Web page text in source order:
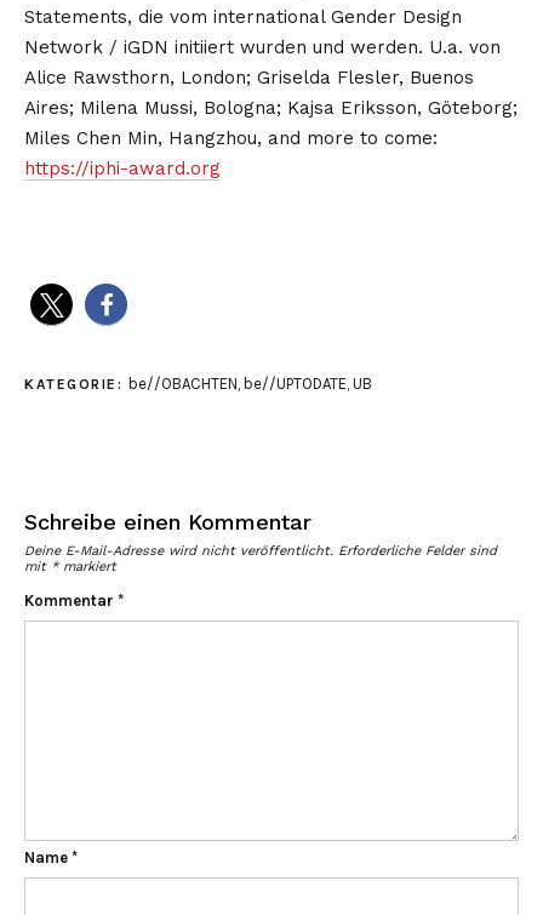
Statements, die vom international Gender Design
Network / iGDN initiiert wurden und werden. U.a. von
Alice Rawsthorn, London; Griselda Flesler, Buenos
Aires; Milena Mussi, Bologna; Kajsa Eriksson, Göteborg;
Miles Chen Min, Hangzhou, and more to come:
https://iphi-award.org
KATEGORIE: be//OBACHTEN, be//UPTODATE, UB
Schreibe einen Kommentar
Deine E-Mail-Adresse wird nicht veröffentlicht. Erforderliche Felder sind
mit *markiert
Kommentar *
Name *